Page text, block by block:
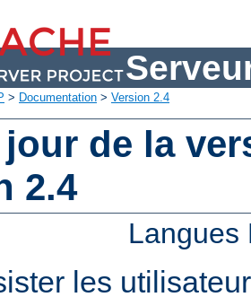
> Documentation > Version 2.4
jour de la
2.4
les